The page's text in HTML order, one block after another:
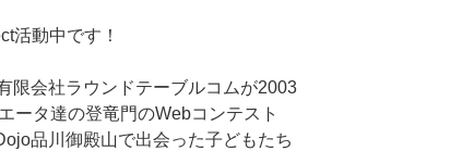
活動中です！
限会社ラウンドテーブルコムが2003
ータ達の登竜門のWebコンテスト
品川御殿山で出会った子どもたち